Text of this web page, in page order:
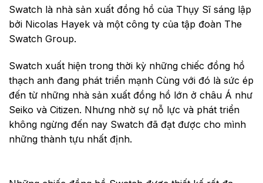
Swatch là nhà sản xuất đồng hồ của Thụy Sĩ sáng lập
bởi Nicolas Hayek và một công ty của tập đoàn The
Swatch Group.
Swatch xuất hiện trong thời kỳ những chiếc đồng hồ
thạch anh đang phát triển mạnh Cùng với đó là sức ép
đến từ những nhà sản xuất đồng hồ lớn ở châu Á như
Seiko và Citizen. Nhưng nhờ sự nỗ lực và phát triển
không ngừng đến nay Swatch đã đạt được cho mình
những thành tựu nhất định.